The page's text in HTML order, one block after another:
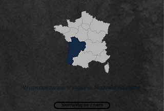
Wyprodukowane w regionie: Nouvelle Aquitaine .
Skontaktuj się z nami